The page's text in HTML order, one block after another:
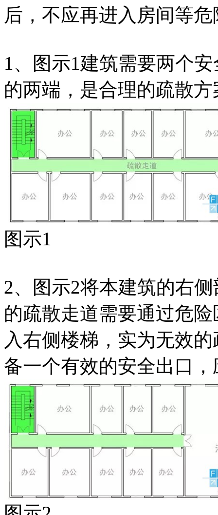
后，不应再进入房间等
1、图示1建筑需要两个
的两端，是合理的疏散方
图示1
2、图示2将本建筑的右
的疏散走道需要通过危
入右侧楼梯，实为无效
备一个有效的安全出口